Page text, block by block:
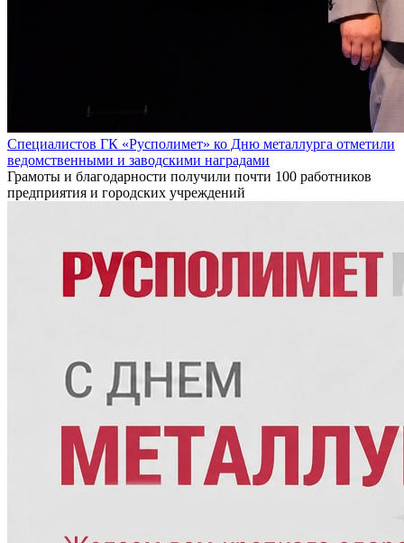
Специалистов ГК «Русполимет» ко Дню металлурга отметили
ведомственными и заводскими наградами
Грамоты и благодарности получили почти 100 работников
предприятия и городских учреждений